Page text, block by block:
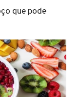
que pode